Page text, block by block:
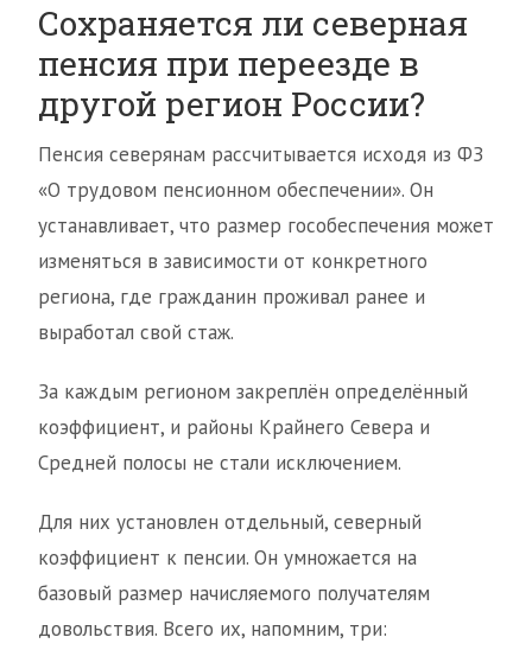
Сохраняется ли северная
пенсия при переезде в
другой регион России?
Пенсия северянам рассчитывается исходя из ФЗ
«О трудовом пенсионном обеспечении». Он
устанавливает, что размер гособеспечения может
изменяться в зависимости от конкретного
региона, где гражданин проживал ранее и
выработал свой стаж.
За каждым регионом закреплён определённый
коэффициент, и районы Крайнего Севера и
Средней полосы не стали исключением.
Для них установлен отдельный, северный
коэффициент к пенсии. Он умножается на
базовый размер начисляемого получателям
довольствия. Всего их, напомним, три: